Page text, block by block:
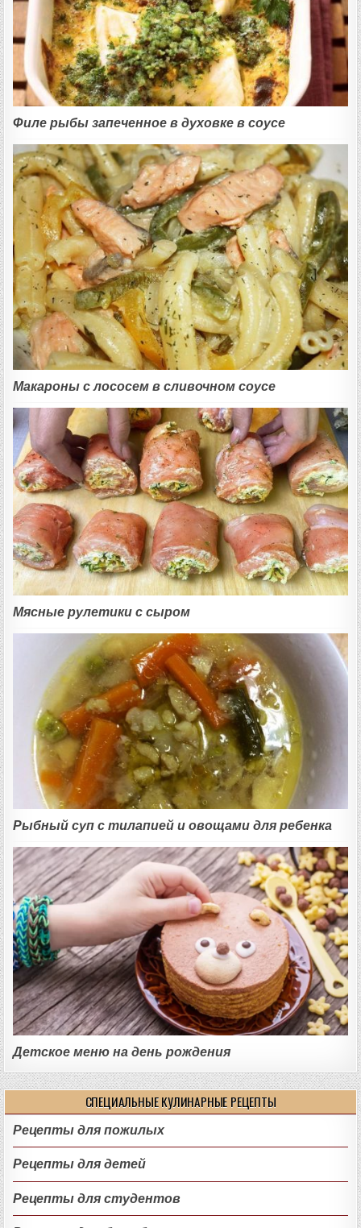
Филе рыбы запеченное в духовке в соусе
Макароны с лососем в сливочном соусе
Мясные рулетики с сыром
Рыбный суп с тилапией и овощами для ребенка
Детское меню на день рождения
СПЕЦИАЛЬНЫЕ КУЛИНАРНЫЕ РЕЦЕПТЫ
Рецепты для пожилых
Рецепты для детей
Рецепты для студентов